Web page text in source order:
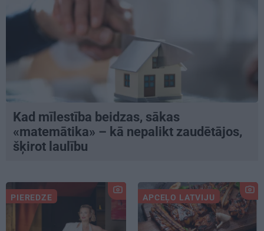
Kad mīlestība beidzas, sākas
«matemātika» – kā nepalikt zaudētājos,
šķirot laulību
PIEREDZE APCEĻO LATVIJU